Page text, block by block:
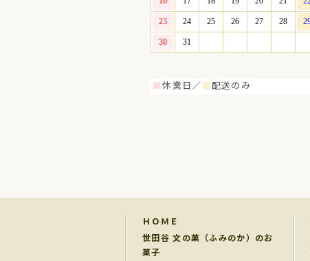
■休業日／ 配送のみ
ＨＯＭＥ
世田谷 文の菓（ふみのか）のお
菓子